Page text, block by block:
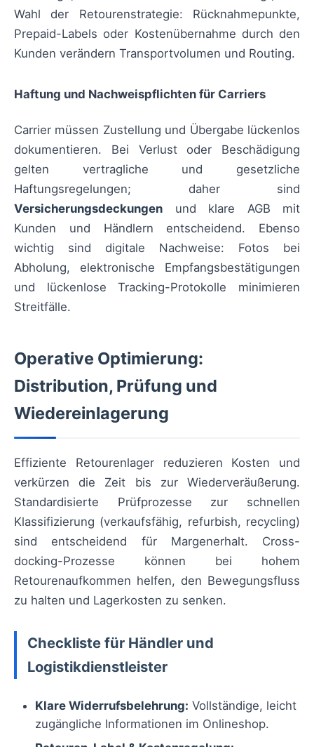
Wahl der Retourenstrategie: Rücknahmepunkte,
Prepaid-Labels oder Kostenübernahme durch den
Kunden verändern Transportvolumen und Routing.
Haftung und Nachweispflichten für Carriers
Carrier müssen Zustellung und Übergabe lückenlos
dokumentieren. Bei Verlust oder Beschädigung
gelten vertragliche und gesetzliche
Haftungsregelungen; daher sind
Versicherungsdeckungen und klare AGB mit
Kunden und Händlern entscheidend. Ebenso
wichtig sind digitale Nachweise: Fotos bei
Abholung, elektronische Empfangsbestätigungen
und lückenlose Tracking-Protokolle minimieren
Streitfälle.
Operative Optimierung:
Distribution, Prüfung und
Wiedereinlagerung
Effiziente Retourenlager reduzieren Kosten und
verkürzen die Zeit bis zur Wiederveräußerung.
Standardisierte Prüfprozesse zur schnellen
Klassifizierung (verkaufsfähig, refurbish, recycling)
sind entscheidend für Margenerhalt. Cross-
docking-Prozesse können bei hohem
Retourenaufkommen helfen, den Bewegungsfluss
zu halten und Lagerkosten zu senken.
Checkliste für Händler und
Logistikdienstleister
Klare Widerrufsbelehrung: Vollständige, leicht
zugängliche Informationen im Onlineshop.